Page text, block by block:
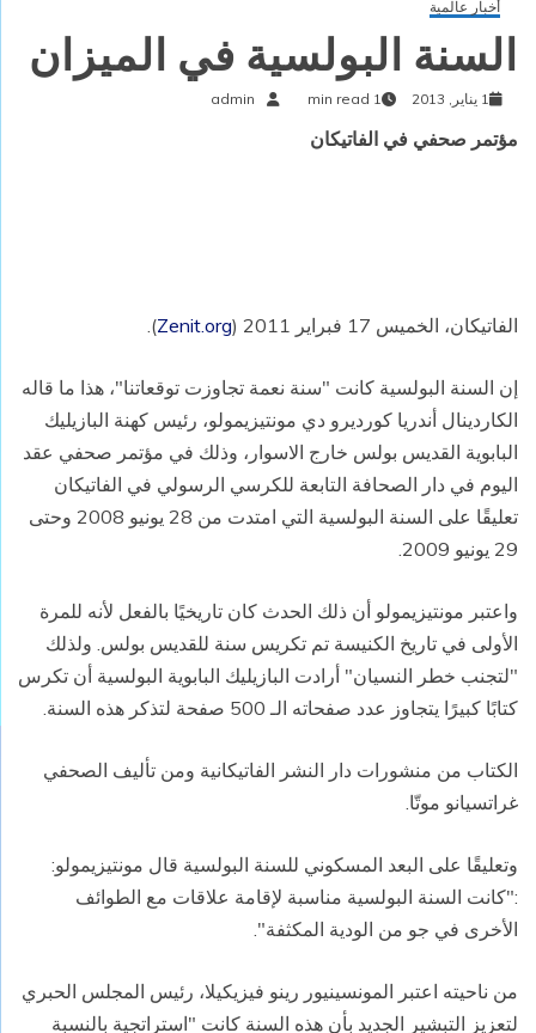
أخبار عالمية
السنة البولسية في الميزان
1 يناير, 2013 1 min read
admin
مؤتمر صحفي في الفاتيكان
الفاتيكان، الخميس 17 فبراير 2011 ( Zenit.org
).
إن السنة البولسية كانت "سنة نعمة تجاوزت توقعاتنا"، هذا ما قاله
الكاردينال أندريا كورديرو دي مونتيزيمولو، رئيس كهنة البازيليك
البابوية القديس بولس خارج الاسوار، وذلك في مؤتمر صحفي عقد
اليوم في دار الصحافة التابعة للكرسي الرسولي في الفاتيكان
تعليقًا على السنة البولسية التي امتدت من 28 يونيو 2008 وحتى
29 يونيو 2009.
واعتبر مونتيزيمولو أن ذلك الحدث كان تاريخيًا بالفعل لأنه للمرة
الأولى في تاريخ الكنيسة تم تكريس سنة للقديس بولس. ولذلك
"لتجنب خطر النسيان" أرادت البازيليك البابوية البولسية أن تكرس
كتابًا كبيرًا يتجاوز عدد صفحاته الـ 500 صفحة لتذكر هذه السنة.
الكتاب من منشورات دار النشر الفاتيكانية ومن تأليف الصحفي
غراتسيانو موتّا.
وتعليقًا على البعد المسكوني للسنة البولسية قال مونتيزيمولو:
:"كانت السنة البولسية مناسبة لإقامة علاقات مع الطوائف
الأخرى في جو من الودية المكثفة".
من ناحيته اعتبر المونسينيور رينو فيزيكيلا، رئيس المجلس الحبري
لتعزيز التبشير الجديد بأن هذه السنة كانت "استراتجية بالنسبة